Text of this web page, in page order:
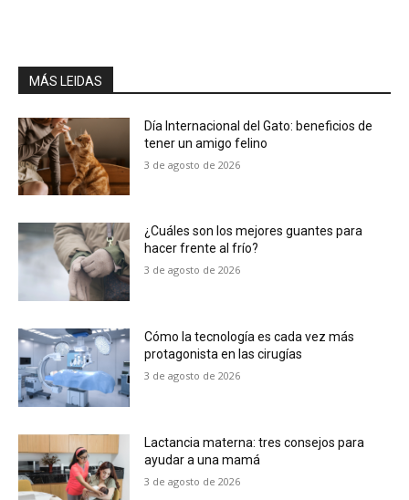
MÁS LEIDAS
Día Internacional del Gato: beneficios de
tener un amigo felino
3 de agosto de 2026
¿Cuáles son los mejores guantes para
hacer frente al frío?
3 de agosto de 2026
Cómo la tecnología es cada vez más
protagonista en las cirugías
3 de agosto de 2026
Lactancia materna: tres consejos para
ayudar a una mamá
3 de agosto de 2026